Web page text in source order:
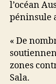
l’océan
péninsule
« De
zones
Sala.